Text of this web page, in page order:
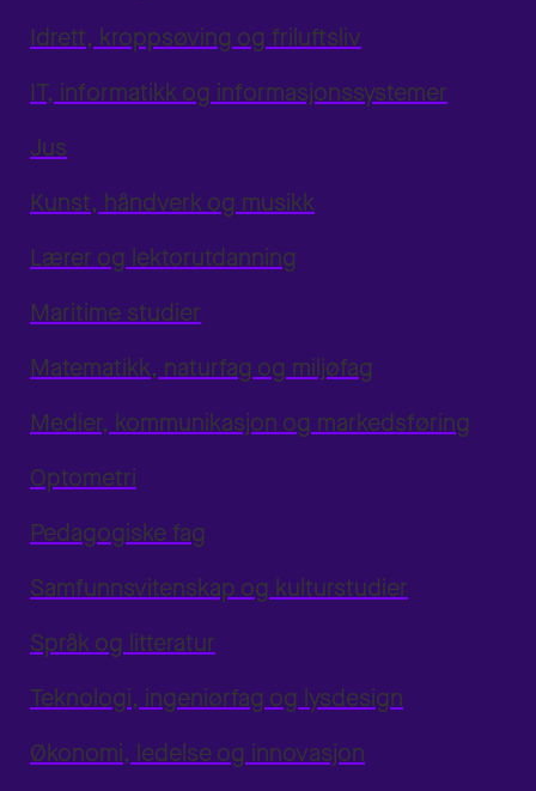
Idrett, kroppsøving og friluftsliv
IT, informatikk og informasjonssystemer
Jus
Kunst, håndverk og musikk
Lærer og lektorutdanning
Maritime studier
Matematikk, naturfag og miljøfag
Medier, kommunikasjon og markedsføring
Optometri
Pedagogiske fag
Samfunnsvitenskap og kulturstudier
Språk og litteratur
Teknologi, ingeniørfag og lysdesign
Økonomi, ledelse og innovasjon